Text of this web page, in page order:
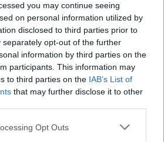
you may continue seeing
on personal information utilized by
disclosed to third parties prior to
separately opt-out of the further
information by third parties on the
participants. This information may
to third parties on the IAB’s List of
that may further disclose it to other
Opt Outs
Bord und ist generell ganzjährig
der Erde